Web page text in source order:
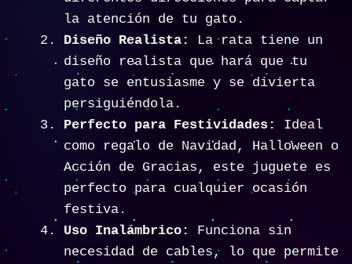
la atención de tu gato.
Diseño Realista:
La rata tiene un
diseño realista que hará que tu
gato se entusiasme y se divierta
persiguiéndola.
Perfecto para Festividades:
Ideal
como regalo de Navidad, Halloween o
Acción de Gracias, este juguete es
perfecto para cualquier ocasión
festiva.
Uso Inalámbrico:
Funciona sin
necesidad de cables, lo que permite